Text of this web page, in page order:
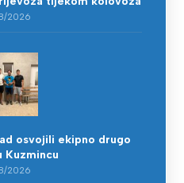
2026
osvojili ekipno drugo
Kuzmincu
2026